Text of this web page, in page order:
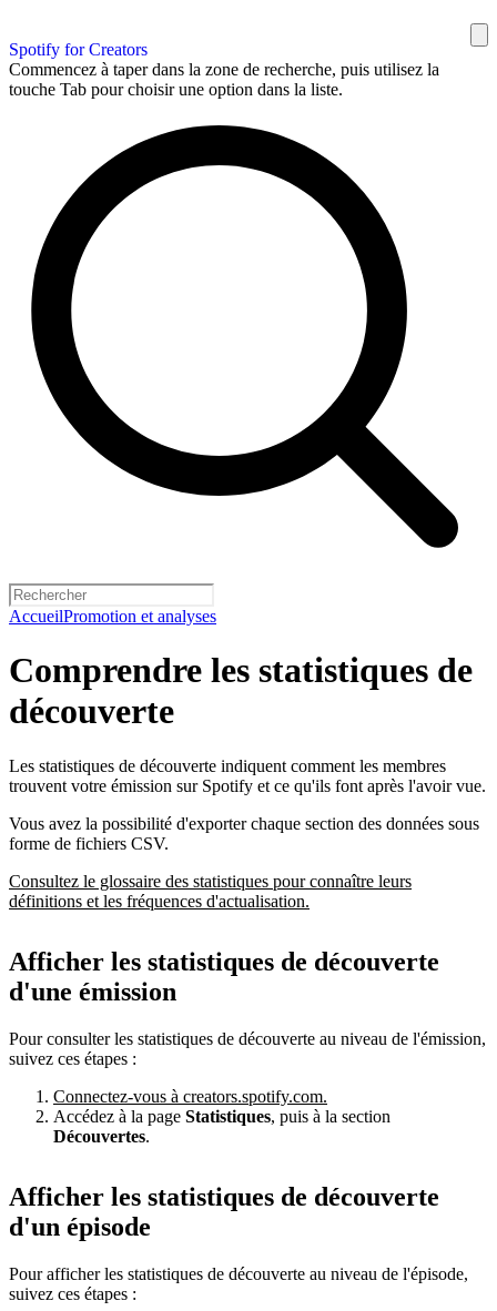
Spotify for Creators
Commencez à taper dans la zone de recherche, puis utilisez la
touche Tab pour choisir une option dans la liste.
AccueilPromotion et analyses
Comprendre les statistiques de
découverte
Les statistiques de découverte indiquent comment les membres
trouvent votre émission sur Spotify et ce qu'ils font après l'avoir vue.
Vous avez la possibilité d'exporter chaque section des données sous
forme de fichiers CSV.
Consultez le glossaire des statistiques pour connaître leurs
définitions et les fréquences d'actualisation.
Afficher les statistiques de découverte
d'une émission
Pour consulter les statistiques de découverte au niveau de l'émission,
suivez ces étapes :
Connectez-vous à creators.spotify.com.
Accédez à la page Statistiques, puis à la section
Découvertes.
Afficher les statistiques de découverte
d'un épisode
Pour afficher les statistiques de découverte au niveau de l'épisode,
suivez ces étapes :